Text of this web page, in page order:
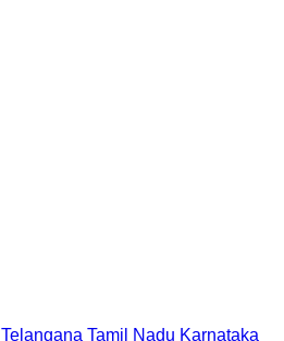
Telangana Tamil Nadu Karnataka